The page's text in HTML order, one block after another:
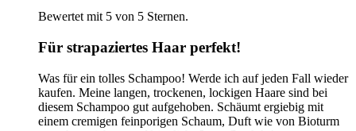
Bewertet mit 5 von 5 Sternen.
Für strapaziertes Haar perfekt!
Was für ein tolles Schampoo! Werde ich auf jeden Fall wieder
kaufen. Meine langen, trockenen, lockigen Haare sind bei
diesem Schampoo gut aufgehoben. Schäumt ergiebig mit
einem cremigen feinporigen Schaum, Duft wie von Bioturm